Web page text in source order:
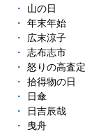
山の日
年末年始
広末涼子
志布志市
怒りの高査定
拾得物の日
日傘
日吉辰哉
曳舟